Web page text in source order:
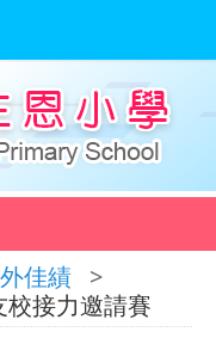
佳績 >
接力邀請賽